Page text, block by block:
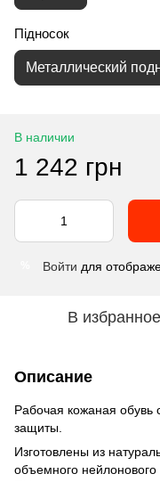
Підносок
Металлический
В наличии
1 242 грн
Войти для
В избранное
Описание
Рабочая кожаная обувь
защиты.
Изготовлены из
объемного